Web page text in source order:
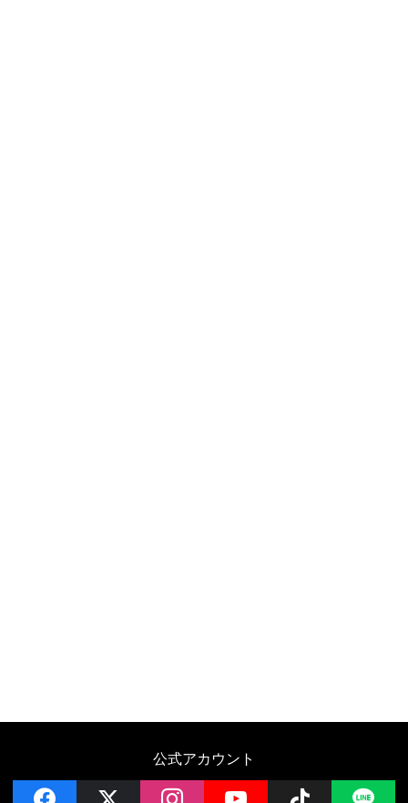
公式アカウント